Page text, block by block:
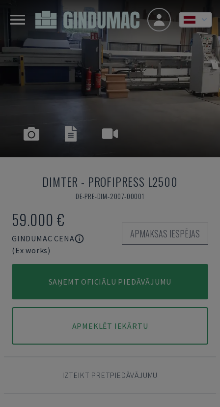
DIMTER - PROFIPRESS L2500
DE-PRE-DIM-2007-00001
59.000 €
GINDUMAC CENA
(Ex works)
APMAKSAS IESPĒJAS
SAŅEMT OFICIĀLU PIEDĀVĀJUMU
APMEKLĒT IEKĀRTU
IZTEIKT PRETPIEDĀVĀJUMU